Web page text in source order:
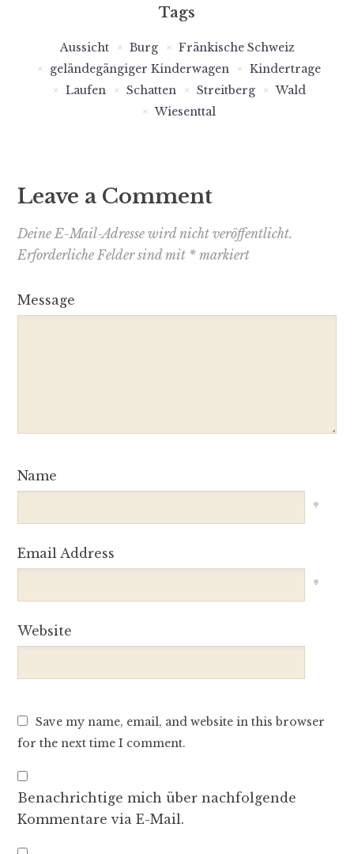
Tags
Aussicht Burg
Fränkische Schweiz
geländegängiger Kinderwagen
Kindertrage
Laufen
Schatten Streitberg
Wald
Wiesenttal
Leave a Comment
Deine E-Mail-Adresse wird nicht veröffentlicht.
Erforderliche Felder sind mit *markiert
Message
Name
*
Email Address
*
Website
Save my name, email, and website in this browser
for the next time I comment.
Benachrichtige mich über nachfolgende
Kommentare via E-Mail.